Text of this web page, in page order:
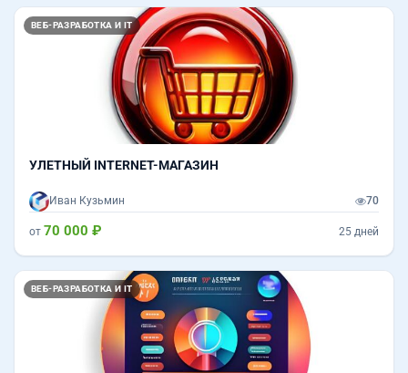
ВЕБ-РАЗРАБОТКА И IT
УЛЕТНЫЙ INTERNET-МАГАЗИН
Иван Кузьмин 70
от 70 000 ₽ 25 дней
ВЕБ-РАЗРАБОТКА И IT